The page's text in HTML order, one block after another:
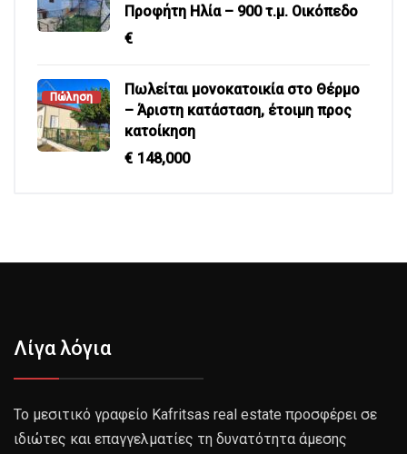
Προφήτη Ηλία – 900 τ.μ. Οικόπεδο
€
Πώληση
Πωλείται μονοκατοικία στο Θέρμο
– Άριστη κατάσταση, έτοιμη προς
κατοίκηση
€ 148,000
Λίγα λόγια
Το μεσιτικό γραφείο Kafritsas real estate προσφέρει σε
ιδιώτες και επαγγελματίες τη δυνατότητα άμεσης